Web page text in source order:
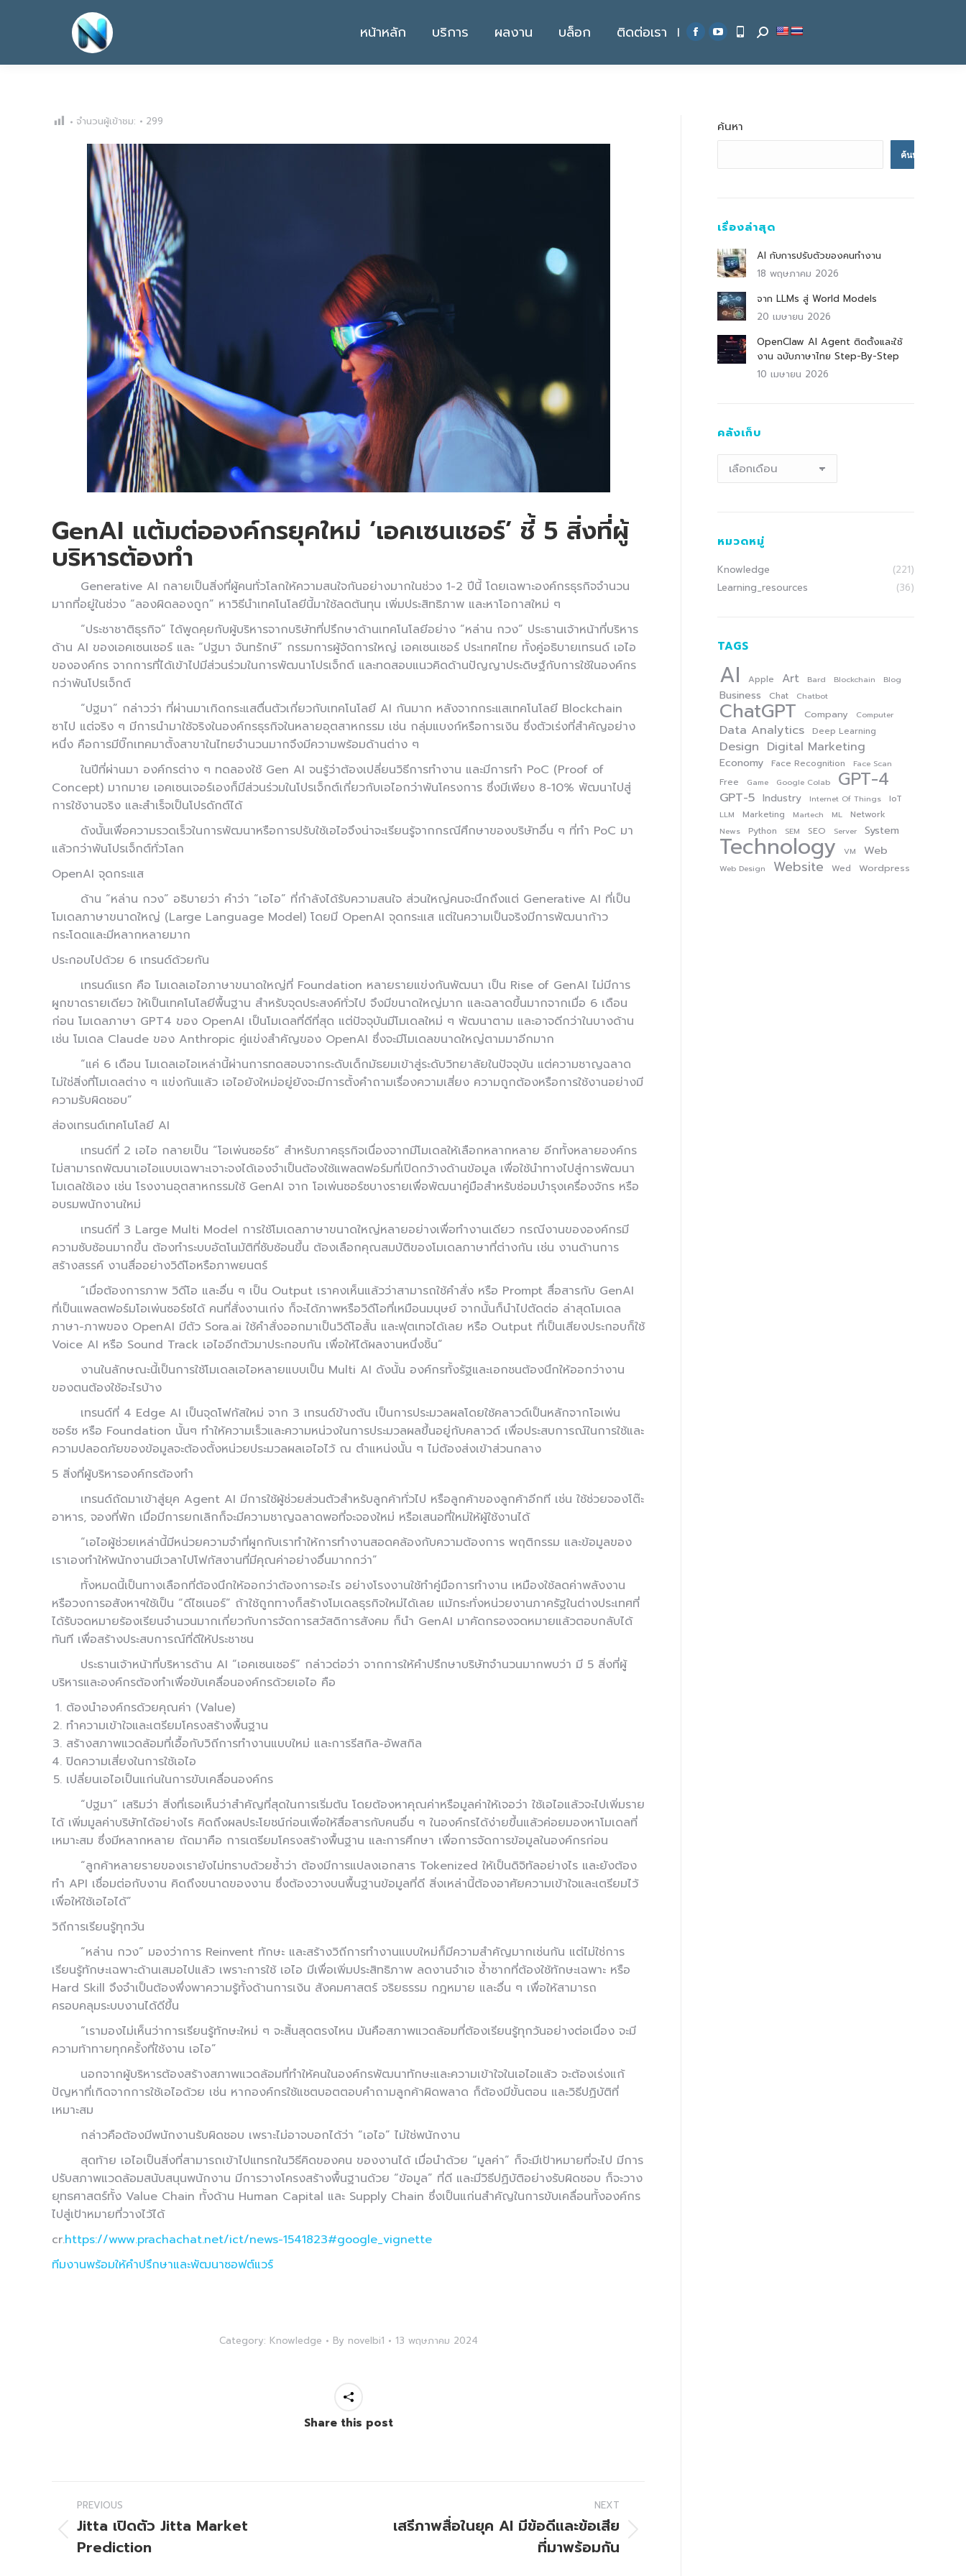
หน้าหลัก บริการ ผลงาน บล็อก ติดต่อเรา |
Facebook
window
YouTube
window
Search:
จำนวนผู้เข้าชม: 299
GenAI แต้มต่อองค์กรยุคใหม่ ‘เอคเซนเชอร์’ ชี้ 5 สิ่งที่ผู้
บริหารต้องทำ
Generative AI กลายเป็นสิ่งที่ผู้คนทั่วโลกให้ความสนใจกันอย่างมากในช่วง 1-2 ปีนี้ โดยเฉพาะองค์กรธุรกิจจำนวน
มากที่อยู่ในช่วง “ลองผิดลองถูก” หาวิธีนำเทคโนโลยีนี้มาใช้ลดต้นทุน เพิ่มประสิทธิภาพ และหาโอกาสใหม่ ๆ
“ประชาชาติธุรกิจ” ได้พูดคุยกับผู้บริหารจากบริษัทที่ปรึกษาด้านเทคโนโลยีอย่าง “หล่าน กวง” ประธานเจ้าหน้าที่บริหาร
ด้าน AI ของเอคเซนเชอร์ และ “ปฐมา จันทรักษ์” กรรมการผู้จัดการใหญ่ เอคเซนเชอร์ ประเทศไทย ทั้งคู่อธิบายเทรนด์ เอไอ
ขององค์กร จากการที่ได้เข้าไปมีส่วนร่วมในการพัฒนาโปรเจ็กต์ และทดสอบแนวคิดด้านปัญญาประดิษฐ์กับการใช้ในองค์กร
กว่าพันโปรเจ็กต์
“ปฐมา” กล่าวว่า ที่ผ่านมาเกิดกระแสตื่นตัวเกี่ยวกับเทคโนโลยี AI กันมาก หลังจากกระแสเทคโนโลยี Blockchain
ซาไป แต่จริง ๆ มีการนำมาใช้จริงในองค์กรธุรกิจในหลายอุตสาหกรรม เช่น กลุ่มแบงก์หรือการเงิน ซึ่งตัวเร่งที่สำคัญอย่าง
หนึ่ง คือการมีบิ๊กเทคมาตั้งสาขาในไทยจำนวนมากจึงมีความพร้อมด้านต่าง ๆ
ในปีที่ผ่านมา องค์กรต่าง ๆ ทดลองใช้ Gen AI จนรู้ว่าต้องเปลี่ยนวิธีการทำงาน และมีการทำ PoC (Proof of
Concept) มากมาย เอคเซนเจอร์เองก็มีส่วนร่วมในโปรเจ็กต์เกี่ยวกับเอไอกว่าพันโครงการ ซึ่งมีเพียง 8-10% พัฒนาไปสู่
การใช้งานจริง และสำเร็จเป็นโปรดักต์ได้
ดังนั้นเพื่อความรวดเร็วในการพัฒนาหรือการปรับใช้เอไอจึงน่าจะเรียนรู้จากกรณีศึกษาของบริษัทอื่น ๆ ที่ทำ PoC มา
แล้วกว่าพันโปรเจ็กต์ทั่วโลก
OpenAI จุดกระแส
ด้าน “หล่าน กวง” อธิบายว่า คำว่า “เอไอ” ที่กำลังได้รับความสนใจ ส่วนใหญ่คนจะนึกถึงแต่ Generative AI ที่เป็น
โมเดลภาษาขนาดใหญ่ (Large Language Model) โดยมี OpenAI จุดกระแส แต่ในความเป็นจริงมีการพัฒนาก้าว
กระโดดและมีหลากหลายมาก
ประกอบไปด้วย 6 เทรนด์ด้วยกัน
เทรนด์แรก คือ โมเดลเอไอภาษาขนาดใหญ่ที่ Foundation หลายรายแข่งกันพัฒนา เป็น Rise of GenAI ไม่มีการ
ผูกขาดรายเดียว ให้เป็นเทคโนโลยีพื้นฐาน สำหรับจุดประสงค์ทั่วไป จึงมีขนาดใหญ่มาก และฉลาดขึ้นมากจากเมื่อ 6 เดือน
ก่อน โมเดลภาษา GPT4 ของ OpenAI เป็นโมเดลที่ดีที่สุด แต่ปัจจุบันมีโมเดลใหม่ ๆ พัฒนาตาม และอาจดีกว่าในบางด้าน
เช่น โมเดล Claude ของ Anthropic คู่แข่งสำคัญของ OpenAI ซึ่งจะมีโมเดลขนาดใหญ่ตามมาอีกมาก
“แค่ 6 เดือน โมเดลเอไอเหล่านี้ผ่านการทดสอบจากระดับเด็กมัธยมเข้าสู่ระดับวิทยาลัยในปัจจุบัน แต่ความชาญฉลาด
ไม่ใช่สิ่งที่โมเดลต่าง ๆ แข่งกันแล้ว เอไอยังใหม่อยู่ยังจะมีการตั้งคำถามเรื่องความเสี่ยง ความถูกต้องหรือการใช้งานอย่างมี
ความรับผิดชอบ”
ส่องเทรนด์เทคโนโลยี AI
เทรนด์ที่ 2 เอไอ กลายเป็น “โอเพ่นซอร์ซ” สำหรับภาคธุรกิจเนื่องจากมีโมเดลให้เลือกหลากหลาย อีกทั้งหลายองค์กร
ไม่สามารถพัฒนาเอไอแบบเฉพาะเจาะจงได้เองจำเป็นต้องใช้แพลตฟอร์มที่เปิดกว้างด้านข้อมูล เพื่อใช้นำทางไปสู่การพัฒนา
โมเดลใช้เอง เช่น โรงงานอุตสาหกรรมใช้ GenAI จาก โอเพ่นซอร์ซบางรายเพื่อพัฒนาคู่มือสำหรับซ่อมบำรุงเครื่องจักร หรือ
อบรมพนักงานใหม่
เทรนด์ที่ 3 Large Multi Model การใช้โมเดลภาษาขนาดใหญ่หลายอย่างเพื่อทำงานเดียว กรณีงานขององค์กรมี
ความซับซ้อนมากขึ้น ต้องทำระบบอัตโนมัติที่ซับซ้อนขึ้น ต้องเลือกคุณสมบัติของโมเดลภาษาที่ต่างกัน เช่น งานด้านการ
สร้างสรรค์ งานสื่ออย่างวิดีโอหรือภาพยนตร์
“เมื่อต้องการภาพ วิดีโอ และอื่น ๆ เป็น Output เราคงเห็นแล้วว่าสามารถใช้คำสั่ง หรือ Prompt สื่อสารกับ GenAI
ที่เป็นแพลตฟอร์มโอเพ่นซอร์ซได้ คนที่สั่งงานเก่ง ก็จะได้ภาพหรือวิดีโอที่เหมือนมนุษย์ จากนั้นก็นำไปตัดต่อ ล่าสุดโมเดล
ภาษา-ภาพของ OpenAI มีตัว Sora.ai ใช้คำสั่งออกมาเป็นวิดีโอสั้น และฟุตเทจได้เลย หรือ Output ที่เป็นเสียงประกอบก็ใช้
Voice AI หรือ Sound Track เอไออีกตัวมาประกอบกัน เพื่อให้ได้ผลงานหนึ่งชิ้น”
งานในลักษณะนี้เป็นการใช้โมเดลเอไอหลายแบบเป็น Multi AI ดังนั้น องค์กรทั้งรัฐและเอกชนต้องนึกให้ออกว่างาน
ของตนต้องใช้อะไรบ้าง
เทรนด์ที่ 4 Edge AI เป็นจุดโฟกัสใหม่ จาก 3 เทรนด์ข้างต้น เป็นการประมวลผลโดยใช้คลาวด์เป็นหลักจากโอเพ่น
ซอร์ซ หรือ Foundation นั้นๆ ทำให้ความเร็วและความหน่วงในการประมวลผลขึ้นอยู่กับคลาวด์ เพื่อประสบการณ์ในการใช้และ
ความปลอดภัยของข้อมูลจะต้องตั้งหน่วยประมวลผลเอไอไว้ ณ ตำแหน่งนั้น ๆ ไม่ต้องส่งเข้าส่วนกลาง
5 สิ่งที่ผู้บริหารองค์กรต้องทำ
เทรนด์ถัดมาเข้าสู่ยุค Agent AI มีการใช้ผู้ช่วยส่วนตัวสำหรับลูกค้าทั่วไป หรือลูกค้าของลูกค้าอีกที เช่น ใช้ช่วยจองโต๊ะ
อาหาร, จองที่พัก เมื่อมีการยกเลิกก็จะมีความชาญฉลาดพอที่จะจองใหม่ หรือเสนอที่ใหม่ให้ผู้ใช้งานได้
“เอไอผู้ช่วยเหล่านี้มีหน่วยความจำที่ผูกกับเราทำให้การทำงานสอดคล้องกับความต้องการ พฤติกรรม และข้อมูลของ
เราเองทำให้พนักงานมีเวลาไปโฟกัสงานที่มีคุณค่าอย่างอื่นมากกว่า”
ทั้งหมดนี้เป็นทางเลือกที่ต้องนึกให้ออกว่าต้องการอะไร อย่างโรงงานใช้ทำคู่มือการทำงาน เหมืองใช้ลดค่าพลังงาน
หรือวงการอสังหาฯใช้เป็น “ดีไซเนอร์” ถ้าใช้ถูกทางก็สร้างโมเดลธุรกิจใหม่ได้เลย แม้กระทั่งหน่วยงานภาครัฐในต่างประเทศที่
ได้รับจดหมายร้องเรียนจำนวนมากเกี่ยวกับการจัดการสวัสดิการสังคม ก็นำ GenAI มาคัดกรองจดหมายแล้วตอบกลับได้
ทันที เพื่อสร้างประสบการณ์ที่ดีให้ประชาชน
ประธานเจ้าหน้าที่บริหารด้าน AI “เอคเซนเชอร์” กล่าวต่อว่า จากการให้คำปรึกษาบริษัทจำนวนมากพบว่า มี 5 สิ่งที่ผู้
บริหารและองค์กรต้องทำเพื่อขับเคลื่อนองค์กรด้วยเอไอ คือ
ต้องนำองค์กรด้วยคุณค่า (Value)
ทำความเข้าใจและเตรียมโครงสร้างพื้นฐาน
สร้างสภาพแวดล้อมที่เอื้อกับวิถีการทำงานแบบใหม่ และการรีสกิล-อัพสกิล
ปิดความเสี่ยงในการใช้เอไอ
เปลี่ยนเอไอเป็นแก่นในการขับเคลื่อนองค์กร
“ปฐมา” เสริมว่า สิ่งที่เธอเห็นว่าสำคัญที่สุดในการเริ่มต้น โดยต้องหาคุณค่าหรือมูลค่าให้เจอว่า ใช้เอไอแล้วจะไปเพิ่มราย
ได้ เพิ่มมูลค่าบริษัทได้อย่างไร คิดถึงผลประโยชน์ก่อนเพื่อให้สื่อสารกับคนอื่น ๆ ในองค์กรได้ง่ายขึ้นแล้วค่อยมองหาโมเดลที่
เหมาะสม ซึ่งมีหลากหลาย ถัดมาคือ การเตรียมโครงสร้างพื้นฐาน และการศึกษา เพื่อการจัดการข้อมูลในองค์กรก่อน
“ลูกค้าหลายรายของเรายังไม่ทราบด้วยซ้ำว่า ต้องมีการแปลงเอกสาร Tokenized ให้เป็นดิจิทัลอย่างไร และยังต้อง
ทำ API เชื่อมต่อกับงาน คิดถึงขนาดของงาน ซึ่งต้องวางบนพื้นฐานข้อมูลที่ดี สิ่งเหล่านี้ต้องอาศัยความเข้าใจและเตรียมไว้
เพื่อให้ใช้เอไอได้”
วิถีการเรียนรู้ทุกวัน
“หล่าน กวง” มองว่าการ Reinvent ทักษะ และสร้างวิถีการทำงานแบบใหม่ก็มีความสำคัญมากเช่นกัน แต่ไม่ใช่การ
เรียนรู้ทักษะเฉพาะด้านเสมอไปแล้ว เพราะการใช้ เอไอ มีเพื่อเพิ่มประสิทธิภาพ ลดงานจำเจ ซ้ำซากที่ต้องใช้ทักษะเฉพาะ หรือ
Hard Skill จึงจำเป็นต้องพึ่งพาความรู้ทั้งด้านการเงิน สังคมศาสตร์ จริยธรรม กฎหมาย และอื่น ๆ เพื่อให้สามารถ
ครอบคลุมระบบงานได้ดีขึ้น
“เรามองไม่เห็นว่าการเรียนรู้ทักษะใหม่ ๆ จะสิ้นสุดตรงไหน มันคือสภาพแวดล้อมที่ต้องเรียนรู้ทุกวันอย่างต่อเนื่อง จะมี
ความท้าทายทุกครั้งที่ใช้งาน เอไอ”
นอกจากผู้บริหารต้องสร้างสภาพแวดล้อมที่ทำให้คนในองค์กรพัฒนาทักษะและความเข้าใจในเอไอแล้ว จะต้องเร่งแก้
ปัญหาที่เกิดจากการใช้เอไอด้วย เช่น หากองค์กรใช้แชตบอตตอบคำถามลูกค้าผิดพลาด ก็ต้องมีขั้นตอน และวิธีปฏิบัติที่
เหมาะสม
กล่าวคือต้องมีพนักงานรับผิดชอบ เพราะไม่อาจบอกได้ว่า “เอไอ” ไม่ใช่พนักงาน
สุดท้าย เอไอเป็นสิ่งที่สามารถเข้าไปแทรกในวิธีคิดของคน ของงานได้ เมื่อนำด้วย “มูลค่า” ก็จะมีเป้าหมายที่จะไป มีการ
ปรับสภาพแวดล้อมสนับสนุนพนักงาน มีการวางโครงสร้างพื้นฐานด้วย “ข้อมูล” ที่ดี และมีวิธีปฏิบัติอย่างรับผิดชอบ ก็จะวาง
ยุทธศาสตร์ทั้ง Value Chain ทั้งด้าน Human Capital และ Supply Chain ซึ่งเป็นแก่นสำคัญในการขับเคลื่อนทั้งองค์กร
ไปสู่เป้าหมายที่วางไว้ได้
cr.https://www.prachachat.net/ict/news-1541823#google_vignette
ทีมงานพร้อมให้คำปรึกษาและพัฒนาซอฟต์แวร์
Category: Knowledge By novelbi1 13 พฤษภาคม 2024
Share this post
Post
navigation
PREVIOUS
Previous
post:
Jitta เปิดตัว Jitta Market
Prediction
NEXT
Nextเสรีภาพสื่อในยุค AI มีข้อดีและข้อเสีย
ที่มาพร้อมกัน
ค้นหา
ค้นหา
เรื่องล่าสุด
AI กับการปรับตัวของคนทำงาน
18 พฤษภาคม 2026
จาก LLMs สู่ World Models
20 เมษายน 2026
OpenClaw AI Agent ติดตั้งและใช้
งาน ฉบับภาษาไทย Step-By-Step
10 เมษายน 2026
คลังเก็บ
เก็บ
หมวดหมู่
Knowledge
(221)
Learning_resources
(36)
TAGS
AI Apple Art Bard Blockchain Blog
Business Chat Chatbot
ChatGPT Company Computer
Data Analytics Deep Learning
Design Digital Marketing
Economy Face Recognition Face Scan
Free Game Google Colab GPT-4
GPT-5 Industry Internet Of Things IoT
LLM Marketing Martech ML Network
News Python SEM SEO Server System
Technology VM Web
Web Design Website Wed Wordpress